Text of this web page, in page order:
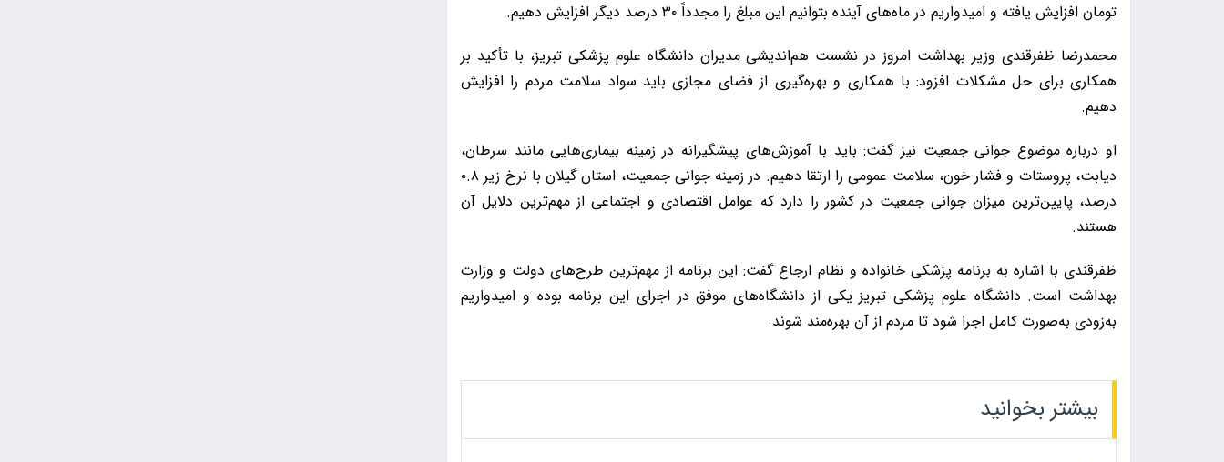
تومان افزایش یافته و امیدواریم در ماه‌های آینده بتوانیم این مبلغ را مجدداً ۳۰ درصد دیگر افزایش دهیم.
محمدرضا ظفرقندی وزیر بهداشت امروز در نشست هم‌اندیشی مدیران دانشگاه علوم پزشکی تبریز، با تأکید بر
همکاری برای حل مشکلات افزود: با همکاری و بهره‌گیری از فضای مجازی باید سواد سلامت مردم را افزایش
دهیم.
او درباره موضوع جوانی جمعیت نیز گفت: باید با آموزش‌های پیشگیرانه در زمینه بیماری‌هایی مانند سرطان،
دیابت، پروستات و فشار خون، سلامت عمومی را ارتقا دهیم. در زمینه جوانی جمعیت، استان گیلان با نرخ زیر ۰.۸
درصد، پایین‌ترین میزان جوانی جمعیت در کشور را دارد که عوامل اقتصادی و اجتماعی از مهم‌ترین دلایل آن
هستند.
ظفرقندی با اشاره به برنامه پزشکی خانواده و نظام ارجاع گفت: این برنامه از مهم‌ترین طرح‌های دولت و وزارت
بهداشت است. دانشگاه علوم پزشکی تبریز یکی از دانشگاه‌های موفق در اجرای این برنامه بوده و امیدواریم
به‌زودی به‌صورت کامل اجرا شود تا مردم از آن بهره‌مند شوند.
بیشتر بخوانید